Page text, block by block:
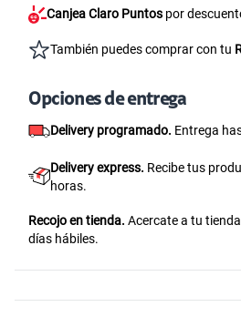
Canjea Claro Puntos por
También puedes comprar con tu
Opciones de entrega
Delivery programado. Entrega
Delivery express. Recibe tus
horas.
Recojo en tienda. Acercate a tu
días hábiles.